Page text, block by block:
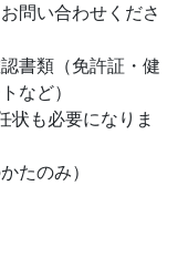
問い合わせくださ
書類（免許証・健
など）
状も必要になりま
たのみ）